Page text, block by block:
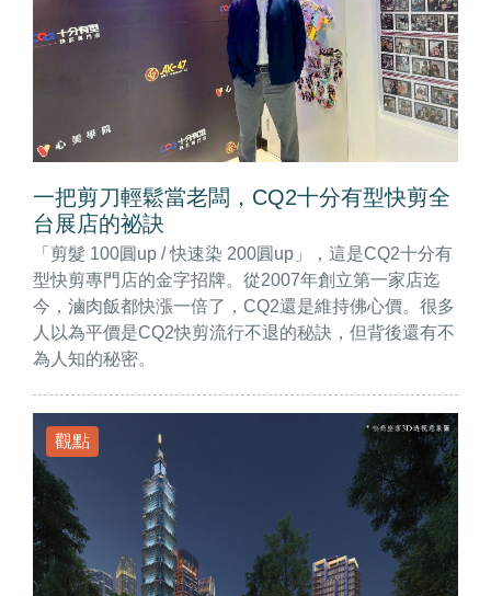
一把剪刀輕鬆當老闆，CQ2十分有型快剪全
台展店的祕訣
「剪髮 100圓up / 快速染 200圓up」，這是CQ2十分有
型快剪專門店的金字招牌。從2007年創立第一家店迄
今，滷肉飯都快漲一倍了，CQ2還是維持佛心價。很多
人以為平價是CQ2快剪流行不退的秘訣，但背後還有不
為人知的秘密。
觀點